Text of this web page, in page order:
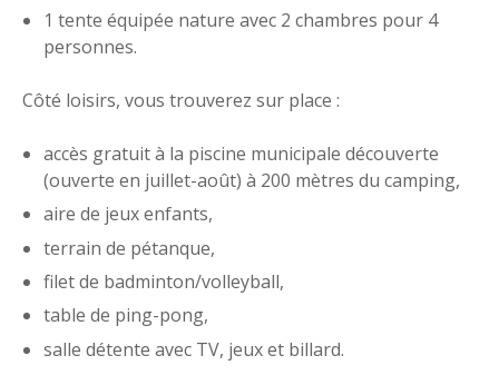
1 tente équipée nature avec 2 chambres pour 4
personnes.
Côté loisirs, vous trouverez sur place :
accès gratuit à la piscine municipale découverte
(ouverte en juillet-août) à 200 mètres du camping,
aire de jeux enfants,
terrain de pétanque,
filet de badminton/volleyball,
table de ping-pong,
salle détente avec TV, jeux et billard.